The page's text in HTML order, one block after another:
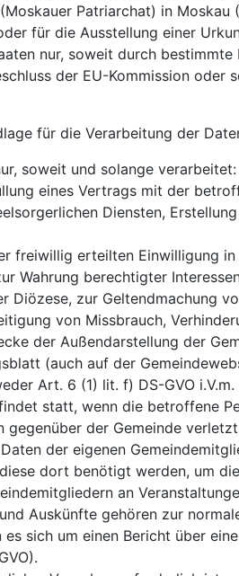
Patriarchat) in
für die Ausstellung einer
nur, soweit durch
der EU-Kommission
für die Verarbeitung der
soweit und solange verarbeitet:
eines Vertrags mit der
Diensten,
freiwillig erteilten Einwilligung
Wahrung berechtigter
Diözese, zur Geltendmachung
von Missbrauch,
der Außendarstellung der
(auch auf der
Art. 6 (1) lit. f) DS-GVO
statt, wenn die betroffene
gegenüber der Gemeinde
der eigenen
dort benötigt werden, um
an
Auskünfte gehören zur
sich um einen Bericht über